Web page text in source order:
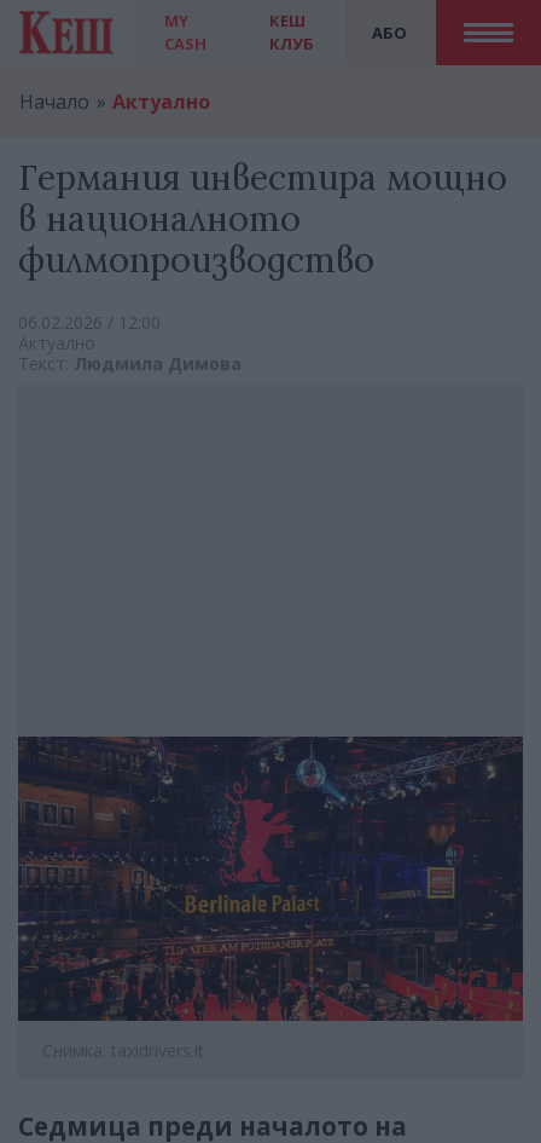
MY
CASH
АБО
КЕШ
КЛУБ
Начало Актуално
Германия инвестира мощно
в националното
филмопроизводство
06.02.2026 / 12:00
Актуално
Текст: Людмила Димова
Снимка: taxidrivers.it
Седмица преди началото на